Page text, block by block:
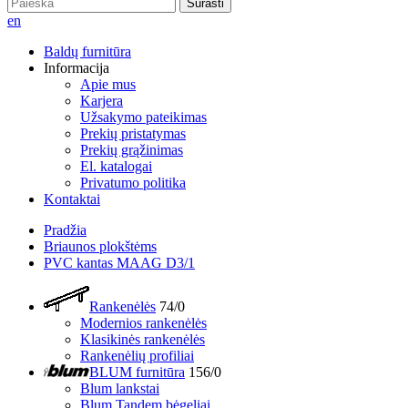
Surasti
en
Baldų furnitūra
Informacija
Apie mus
Karjera
Užsakymo pateikimas
Prekių pristatymas
Prekių grąžinimas
El. katalogai
Privatumo politika
Kontaktai
Pradžia
Briaunos plokštėms
PVC kantas MAAG D3/1
Rankenėlės 74/0
Modernios rankenėlės
Klasikinės rankenėlės
Rankenėlių profiliai
BLUM furnitūra 156/0
Blum lankstai
Blum Tandem bėgeliai